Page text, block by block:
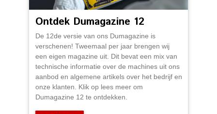
Ontdek Dumagazine 12
De 12de versie van ons Dumagazine is
verschenen! Tweemaal per jaar brengen wij
een eigen magazine uit. Dit bevat een mix van
technische informatie over de machines uit ons
aanbod en algemene artikels over het bedrijf en
onze klanten. Klik op lees meer om
Dumagazine 12 te ontdekken.